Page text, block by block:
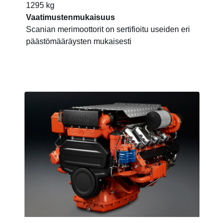
1295 kg
Vaatimustenmukaisuus
Scanian merimoottorit on sertifioitu useiden eri
päästömääräysten mukaisesti